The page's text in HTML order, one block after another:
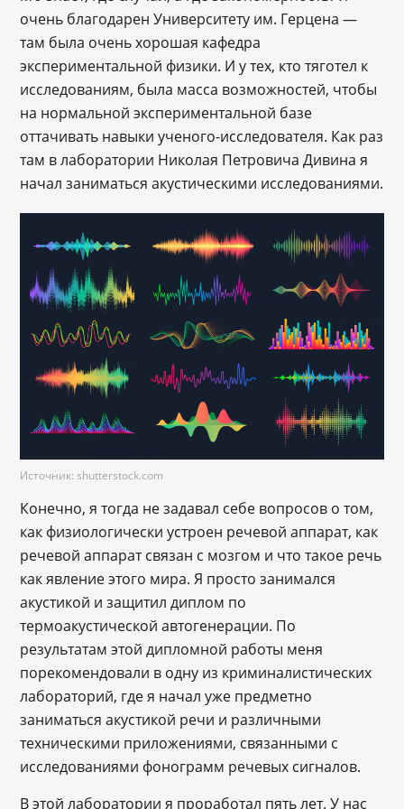
очень благодарен Университету им. Герцена —
там была очень хорошая кафедра
экспериментальной физики. И у тех, кто тяготел к
исследованиям, была масса возможностей, чтобы
на нормальной экспериментальной базе
оттачивать навыки ученого-исследователя. Как раз
там в лаборатории Николая Петровича Дивина я
начал заниматься акустическими исследованиями.
Источник: shutterstock.com
Конечно, я тогда не задавал себе вопросов о том,
как физиологически устроен речевой аппарат, как
речевой аппарат связан с мозгом и что такое речь
как явление этого мира. Я просто занимался
акустикой и защитил диплом по
термоакустической автогенерации. По
результатам этой дипломной работы меня
порекомендовали в одну из криминалистических
лабораторий, где я начал уже предметно
заниматься акустикой речи и различными
техническими приложениями, связанными с
исследованиями фонограмм речевых сигналов.
В этой лаборатории я проработал пять лет. У нас